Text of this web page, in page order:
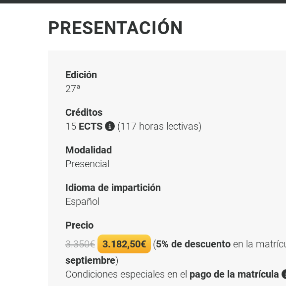
PRESENTACIÓN
Edición
27ª
Créditos
15 ECTS
(117 horas lectivas)
Modalidad
Presencial
Idioma de impartición
Español
Precio
3.350€
3.182,50€ (5% de descuento en la
septiembre)
Condiciones especiales en el pago de la matrícula